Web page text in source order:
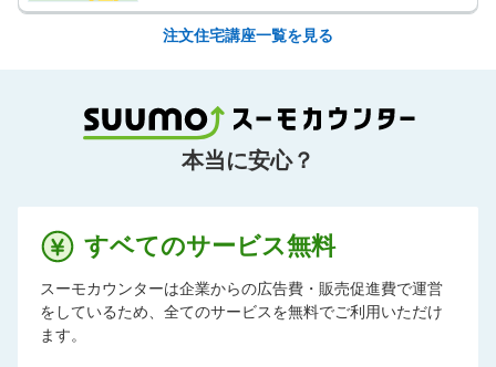
注文住宅講座一覧を見る
本当に安心？
すベてのサービス無料
スーモカウンターは企業からの広告費・販売促進費で運営
をしているため、全てのサービスを無料でご利用いただけ
ます。